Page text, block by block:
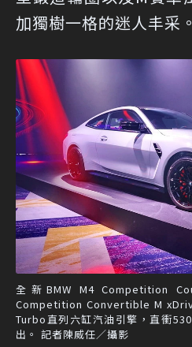
加獨樹一格的迷人丰采。
全新BMW M4 Competition
Competition Convertible M
Turbo直列六缸汽油引擎，直衝
出。 記者陳威任／攝影